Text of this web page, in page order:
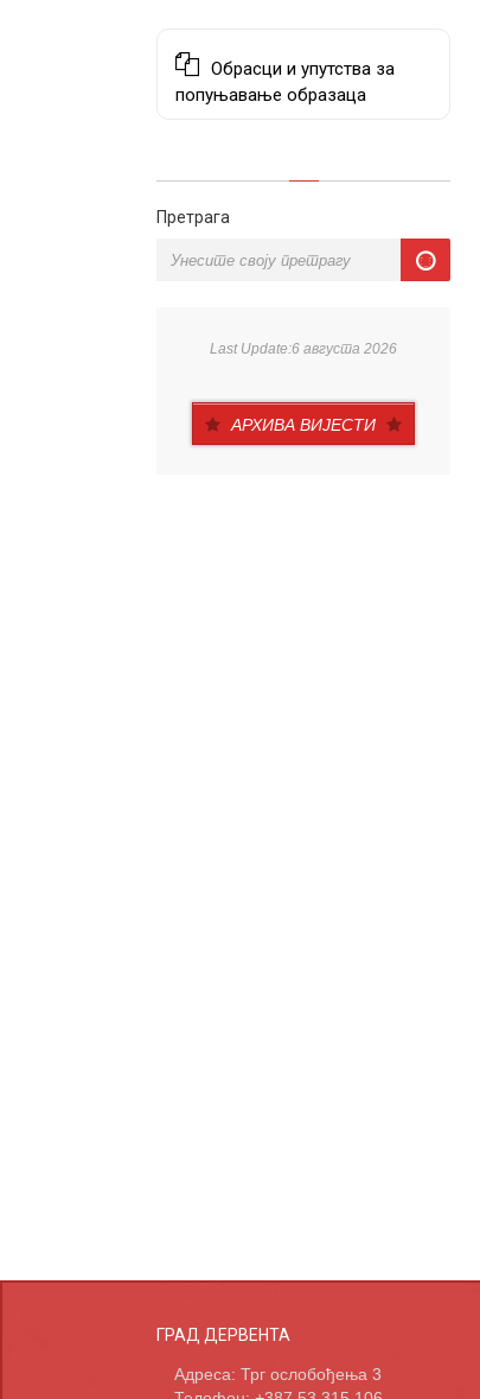
Обрасци и упутства за
попуњавање образаца
Претрага
Last Update:6 августа 2026
АРХИВА ВИЈЕСТИ
ГРАД ДЕРВЕНТА
Адреса: Трг ослобођења 3